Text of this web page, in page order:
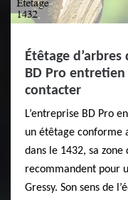
Étêtage
BD Pro
contacter
L’entreprise BD Pro
un étêtage conforme
dans le 1432, sa
recommandent pour
Gressy. Son sens de